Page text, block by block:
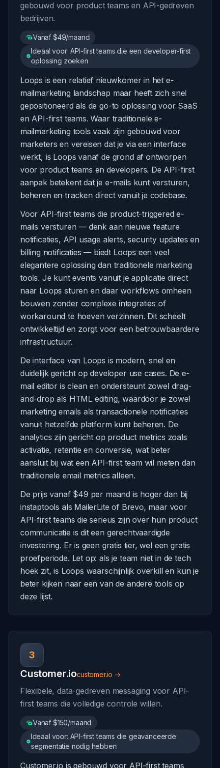
gebouwd voor product teams en API-gedreven
bedrijven.
Vanaf $49/maand
Ideaal voor: API-first teams die een developer-first
oplossing zoeken
Loops is een relatief nieuwkomer in het e-
mailmarketing landschap maar heeft zich snel
gepositioneerd als de go-to oplossing voor SaaS
en API-first teams. Waar traditionele e-
mailmarketing tools vaak zijn gebouwd voor
marketers en vereisen dat je via een interface
werkt, is Loops vanaf de grond af ontworpen
voor product teams en developers. De API-first
aanpak betekent dat je e-mails kunt versturen,
beheren en tracken direct vanuit je codebase.
Voor API-first teams die product-triggered e-
mails versturen — denk aan nieuwe feature
notificaties, API usage alerts, security updates en
billing notificaties — biedt Loops een veel
elegantere oplossing dan traditionele marketing
tools. Je kunt events vanuit je applicatie direct
naar Loops sturen en daar workflows omheen
bouwen zonder complexe integraties of
workaround te hoeven verzinnen. Dit scheelt
ontwikkeltijd en zorgt voor een betrouwbaardere
infrastructuur.
De interface van Loops is modern, snel en
duidelijk gericht op developer use cases. De e-
mail editor is clean en ondersteunt zowel drag-
and-drop als HTML editing, waardoor je zowel
marketing emails als transactionele notificaties
vanuit hetzelfde platform kunt beheren. De
analytics zijn gericht op product metrics zoals
activatie, retentie en conversie, wat beter
aansluit bij wat een API-first team wil meten dan
traditionele email metrics alleen.
De prijs vanaf $49 per maand is hoger dan bij
instaptools als MailerLite of Brevo, maar voor
API-first teams die serieus zijn over hun product
communicatie is dit een gerechtvaardigde
investering. Er is geen gratis tier, wel een gratis
proefperiode. Let op: als je team niet in de tech
hoek zit, is Loops waarschijnlijk overkill en kun je
beter kijken naar een van de andere tools op
deze lijst.
3
Customer.iocustomer.io →
Flexibele, data-gedreven messaging voor API-
first teams die volledige controle willen.
Vanaf $150/maand
Ideaal voor: API-first teams die geavanceerde
segmentatie nodig hebben
Customer.io is gebouwd voor API-first teams